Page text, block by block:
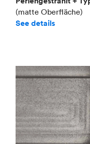
(matte Oberfläche)
See details